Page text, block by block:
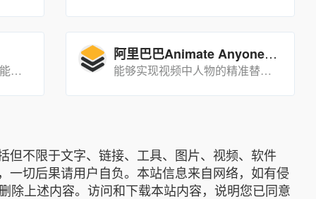
一款集数字人直播、视频智能创作、多角色对话于一体的AI驱动平台，旨在为企业和个人提供高度定制化的数字人解决方案。
阿里巴巴Animate Anyone2：高保真角色动画生成技术
能够实现视频中人物的精准替换和动作表情的无缝迁移，为创意设计和影视制作提供强大的技术支持。
但不限于文字、链接、工具、图片、视频、软件
切后果请用户自负。本站信息来自网络，如有侵
除上述内容。访问和下载本站内容，说明您已同意